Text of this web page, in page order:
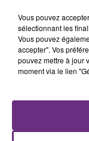
L'ORDRE
Alors que les
Vous pouvez
sélectionnant les
Vous pouvez
accepter". Vos
pouvez mettre à jour
moment via le lien